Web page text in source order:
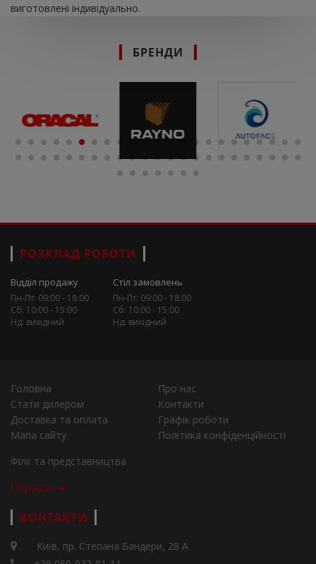
виготовлені індивідуально.
БРЕНДИ
РОЗКЛАД РОБОТИ
Відділ продажу
Пн-Пт: 09:00 - 18:00
Сб: 10:00 - 15:00
Нд: вихідний
Стіл замовлень
Пн-Пт: 09:00 - 18:00
Сб: 10:00 - 15:00
Нд: вихідний
Головна
Про нас
Стати дилером
Контакти
Доставка та оплата
Графік роботи
Мапа сайту
Політика конфіденційності
Філії та представництва
Города
КОНТАКТИ
Київ, пр. Степана Бандери, 28 А